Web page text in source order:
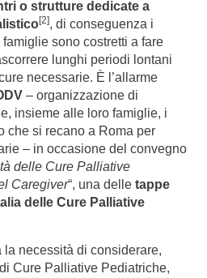
o strutture dedicate a
[2], di conseguenza i
sono costretti a fare
lunghi periodi lontani
necessarie. È l’allarme
– organizzazione di
insieme alle loro famiglie, i
che si recano a Roma per
– in occasione del convegno
delle Cure Palliative
Caregiver“, una delle tappe
delle Cure Palliative
la necessità di considerare,
Cure Palliative Pediatriche,